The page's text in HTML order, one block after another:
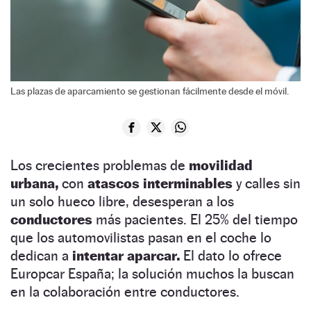
Las plazas de aparcamiento se gestionan fácilmente desde el móvil.
Los crecientes problemas de movilidad
urbana, con atascos interminables y calles sin
un solo hueco libre, desesperan a los
conductores más pacientes. El 25% del tiempo
que los automovilistas pasan en el coche lo
dedican a intentar aparcar. El dato lo ofrece
Europcar España; la solución muchos la buscan
en la colaboración entre conductores.